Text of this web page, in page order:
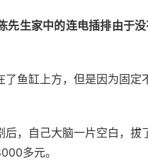
先生家中的连电插排由于
了鱼缸上方，但是因为固
后，自己大脑一片空白，
多元。